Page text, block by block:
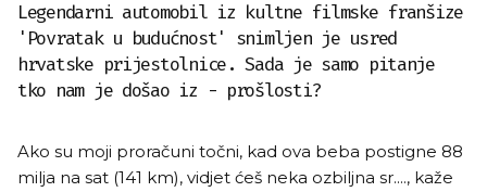
Legendarni automobil iz kultne filmske franšize
'Povratak u budućnost' snimljen je usred
hrvatske prijestolnice. Sada je samo pitanje
tko nam je došao iz - prošlosti?
Ako su moji proračuni točni, kad ova beba postigne 88
milja na sat (141 km), vidjet ćeš neka ozbiljna sr...., kaže